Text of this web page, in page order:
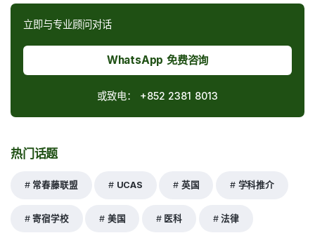
立即与专业顾问对话
WhatsApp 免费咨询
或致电： +852 2381 8013
热门话题
常春藤联盟 UCAS 英国 学科推介
寄宿学校 美国 医科 法律